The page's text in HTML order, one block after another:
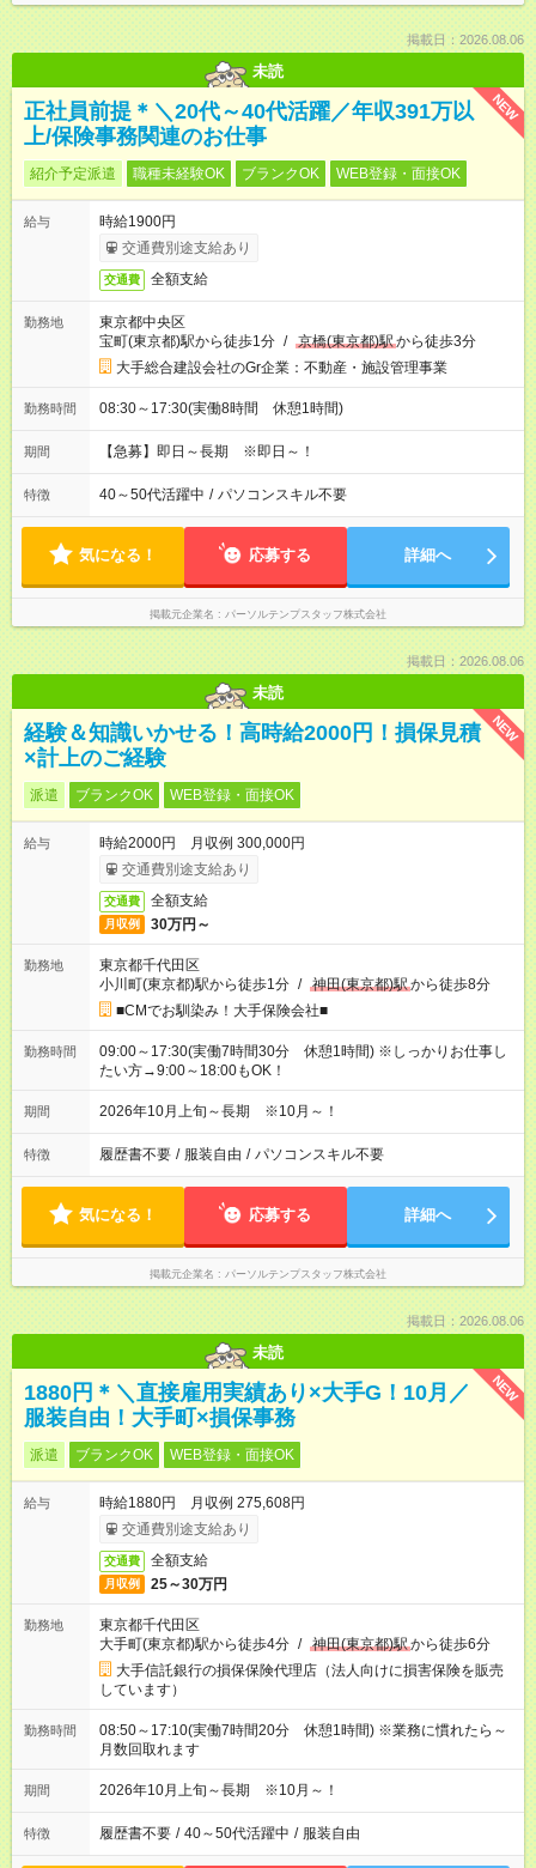
掲載日：2026.08.06
未読
NEW
正社員前提＊＼20代～40代活躍／年収391万以
上/保険事務関連のお仕事
紹介予定派遣 職種未経験OK ブランクOK WEB登録・面接OK
給与
時給1900円
交通費別途支給あり
交通費 全額支給
勤務地
東京都中央区
宝町(東京都)駅から徒歩1分 / 京橋(東京都)駅から徒歩3分
大手総合建設会社のGr企業：不動産・施設管理事業
勤務時間 08:30～17:30(実働8時間 休憩1時間)
期間 【急募】即日～長期 ※即日～！
特徴 40～50代活躍中 / パソコンスキル不要
気になる！ 応募する 詳細へ
掲載元企業名 パーソルテンプスタッフ株式会社
掲載日：2026.08.06
未読
NEW
経験＆知識いかせる！高時給2000円！損保見積
×計上のご経験
派遣 ブランクOK WEB登録・面接OK
給与
時給2000円 月収例 300,000円
交通費別途支給あり
交通費 全額支給
月収例 30万円～
勤務地
東京都千代田区
小川町(東京都)駅から徒歩1分 / 神田(東京都)駅から徒歩8分
■CMでお馴染み！大手保険会社■
勤務時間
09:00～17:30(実働7時間30分 休憩1時間) ※しっかりお仕事し
たい方→9:00～18:00もOK！
期間 2026年10月上旬～長期 ※10月～！
特徴 履歴書不要 / 服装自由 / パソコンスキル不要
気になる！ 応募する 詳細へ
掲載元企業名 パーソルテンプスタッフ株式会社
掲載日：2026.08.06
未読
NEW
1880円＊＼直接雇用実績あり×大手G！10月／
服装自由！大手町×損保事務
派遣 ブランクOK WEB登録・面接OK
給与
時給1880円 月収例 275,608円
交通費別途支給あり
交通費 全額支給
月収例 25～30万円
勤務地
東京都千代田区
大手町(東京都)駅から徒歩4分 / 神田(東京都)駅から徒歩6分
大手信託銀行の損保保険代理店（法人向けに損害保険を販売
しています）
勤務時間
08:50～17:10(実働7時間20分 休憩1時間) ※業務に慣れたら～
月数回取れます
期間 2026年10月上旬～長期 ※10月～！
特徴 履歴書不要 / 40～50代活躍中 / 服装自由